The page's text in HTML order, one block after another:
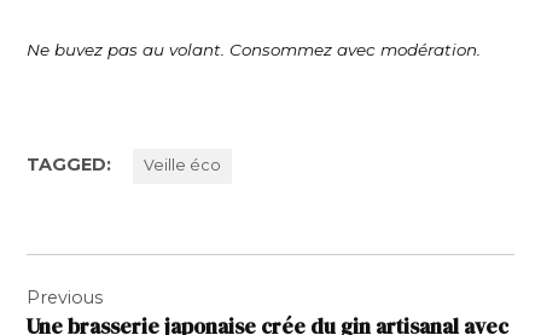
Ne buvez pas au volant. Consommez avec modération.
TAGGED: Veille éco
de
Previous
Une brasserie japonaise crée du gin artisanal avec